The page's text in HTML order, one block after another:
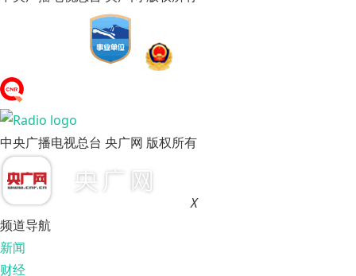
中央广播电视总台 央广网 版权所有
X
频道导航
新闻
财经